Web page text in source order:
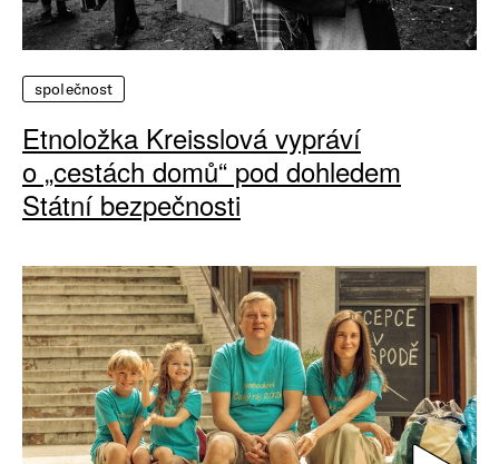
společnost
Etnoložka Kreisslová vypráví
o „cestách domů“ pod dohledem
Státní bezpečnosti